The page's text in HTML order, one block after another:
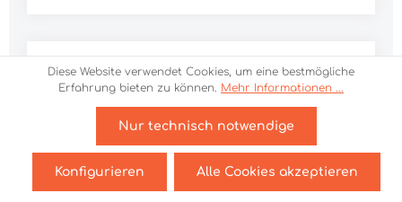
Lüfter-Rotor und Gehäuse. Der Luftkegel wird
gebündelt und kann dadurch zur
Überdruckbelüftung über deutlich größere
Distanzen genutzt werden. Der GX200 ist der
nahezu jedem Fahrzeug noch seinen Platz und
kann durch sein geringes Gewicht und den
Diese Website verwendet Cookies, um eine bestmögliche
Erfahrung bieten zu können. Mehr Informationen ...
Nur technisch notwendige
Konfigurieren Alle Cookies akzeptieren